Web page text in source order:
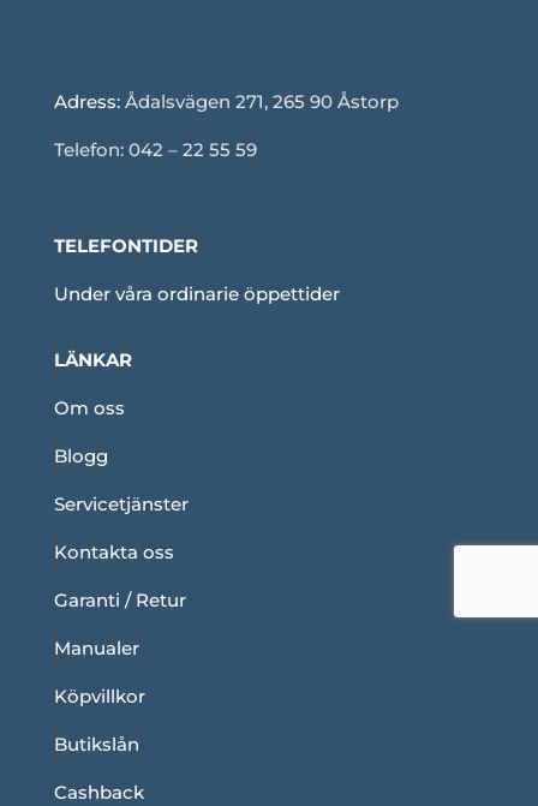
Adress: Ådalsvägen 271, 265 90 Åstorp
Telefon: 042 – 22 55 59
TELEFONTIDER
Under våra ordinarie öppettider
LÄNKAR
Om oss
Blogg
Servicetjänster
Kontakta oss
Garanti / Retur
Manualer
Köpvillkor
Butikslån
Cashback